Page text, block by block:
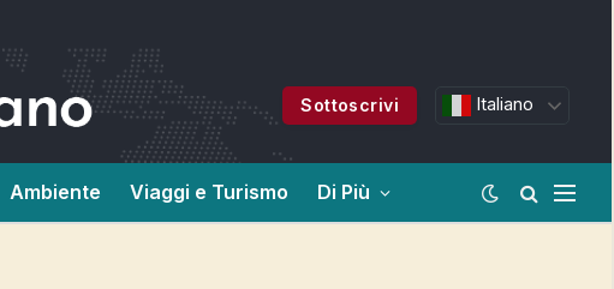
Sottoscrivi Italiano
Ambiente Viaggi e Turismo Di Più